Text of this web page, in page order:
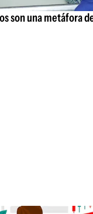
son una metáfora